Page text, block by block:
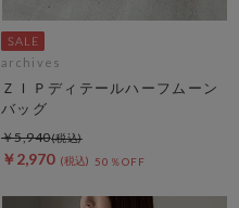
archives
ＺＩＰディテールハーフムーン
バッグ
￥2,970 50％OFF
￥5,940